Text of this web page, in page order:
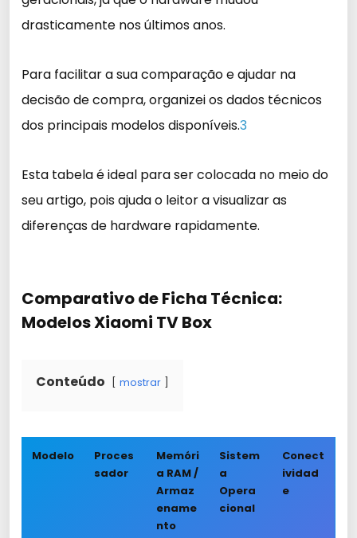
drasticamente nos últimos anos.
Para facilitar a sua comparação e ajudar na
decisão de compra, organizei os dados técnicos
dos principais modelos disponíveis.3
Esta tabela é ideal para ser colocada no meio do
seu artigo, pois ajuda o leitor a visualizar as
diferenças de hardware rapidamente.
Comparativo de Ficha Técnica:
Modelos Xiaomi TV Box
Conteúdo mostrar
Modelo
Proces
sador
Memóri
a RAM /
Armaz
ename
nto
Sistem
a
Opera
cional
Conect
ividad
e